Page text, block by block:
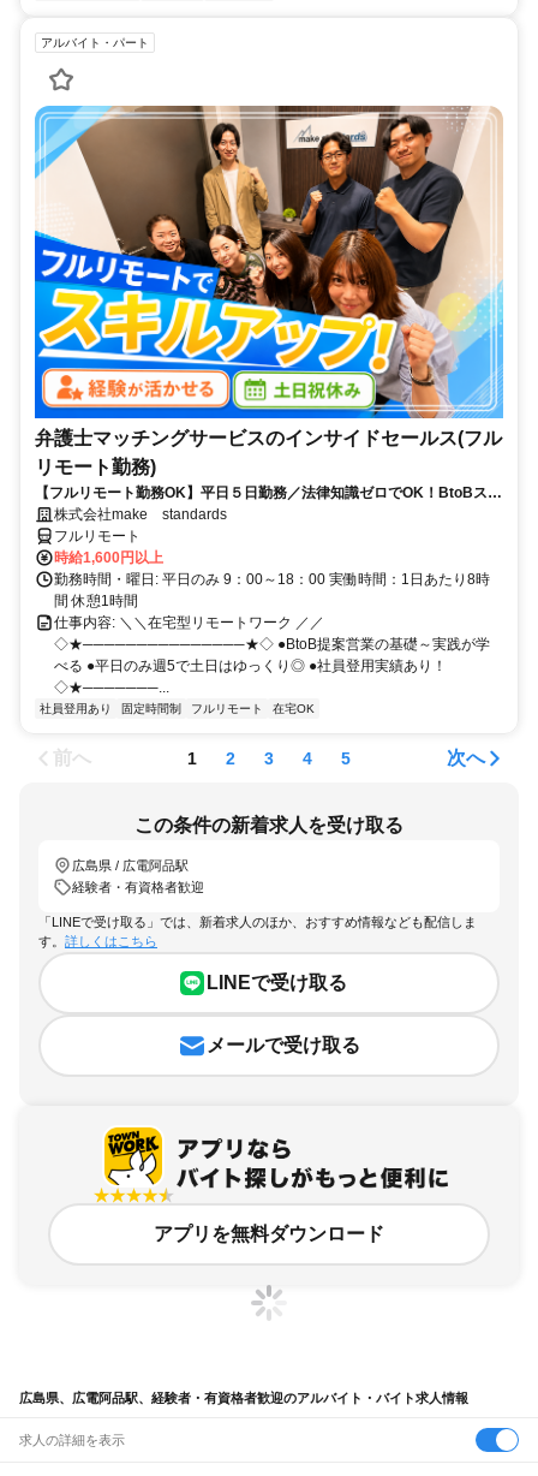
アルバイト・パート
弁護士マッチングサービスのインサイドセールス(フル
リモート勤務)
【フルリモート勤務OK】平日５日勤務／法律知識ゼロでOK！BtoBスキ
ルが身につく営業職
株式会社make standards
フルリモート
時給1,600円以上
勤務時間・曜日: 平日のみ 9：00～18：00 実働時間：1日あたり8時
間 休憩1時間
仕事内容: ＼＼在宅型リモートワーク ／／
◇★───────────────★◇ ●BtoB提案営業の基礎～実践が学
べる ●平日のみ週5で土日はゆっくり◎ ●社員登用実績あり！
◇★───────...
社員登用あり 固定時間制 フルリモート 在宅OK
前へ 1 2 3 4 5 次へ
この条件の新着求人を受け取る
広島県 / 広電阿品駅
経験者・有資格者歓迎
「LINEで受け取る」では、新着求人のほか、おすすめ情報なども配信しま
す。 詳しくはこちら
LINEで受け取る
メールで受け取る
アプリを無料ダウンロード
広島県、広電阿品駅、経験者・有資格者歓迎のアルバイト・バイト求人情報
求人の詳細を表示